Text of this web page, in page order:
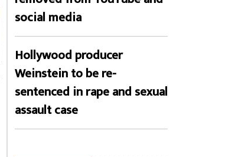
social media
Hollywood producer
Weinstein to be re-
sentenced in rape and sexual
assault case